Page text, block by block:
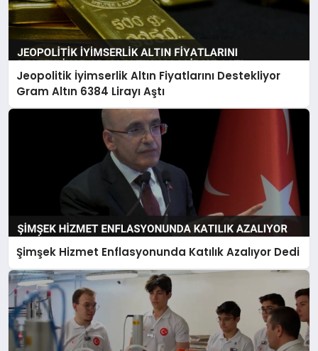
Jeopolitik İyimserlik Altın Fiyatlarını Destekliyor
Gram Altın 6384 Lirayı Aştı
Şimşek Hizmet Enflasyonunda Katılık Azalıyor Dedi